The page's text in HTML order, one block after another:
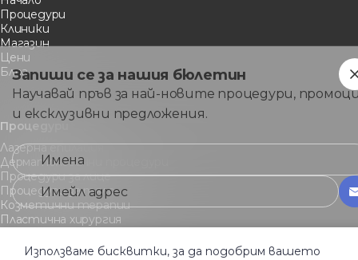
Процедури
Клиники
Магазин
Цени
Блог
Процедури
Лазерна eпилация
Дерматологични процедури
Процедури за лице
Процедури за тяло
Козметични терапии
Пластична хирургия
Запиши се за нашия бюлетин
Научавай пръв за най-новите процедури,
и ексклузивни предложения.
Използваме бисквитки, за да подобрим вашето